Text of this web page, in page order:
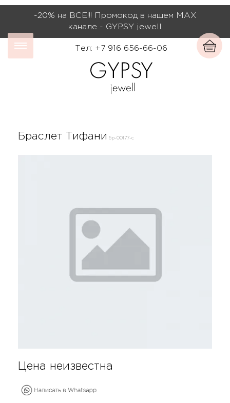
-20% на ВСЕ!!! Промокод в нашем МАХ
канале - GYPSY jewell
Тел: +7 916 656-66-06
Браслет Тифани бр-00177-с
Цена неизвестна